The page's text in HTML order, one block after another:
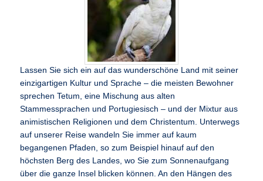
Lassen Sie sich ein auf das wunderschöne Land mit seiner
einzigartigen Kultur und Sprache – die meisten Bewohner
sprechen Tetum, eine Mischung aus alten
Stammessprachen und Portugiesisch – und der Mixtur aus
animistischen Religionen und dem Christentum. Unterwegs
auf unserer Reise wandeln Sie immer auf kaum
begangenen Pfaden, so zum Beispiel hinauf auf den
höchsten Berg des Landes, wo Sie zum Sonnenaufgang
über die ganze Insel blicken können. An den Hängen des